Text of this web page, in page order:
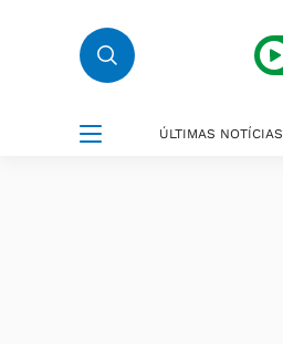
ÚLTIMAS NOTÍCIAS